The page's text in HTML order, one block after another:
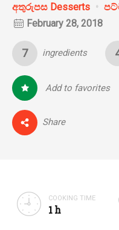
අතුරුපස Desserts
February 28, 2018
7 ingredients
Add to favorites
Share
COOKING TIME
1 h